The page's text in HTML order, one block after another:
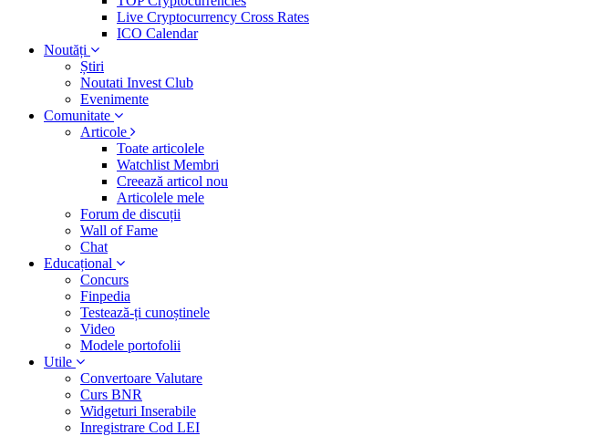
Live Cryptocurrency Cross Rates
ICO Calendar
Noutăți
Știri
Noutati Invest Club
Evenimente
Comunitate
Articole
Toate articolele
Watchlist Membri
Creează articol nou
Articolele mele
Forum de discuții
Wall of Fame
Chat
Educațional
Concurs
Finpedia
Testează-ți cunoștinele
Video
Modele portofolii
Utile
Convertoare Valutare
Curs BNR
Widgeturi Inserabile
Inregistrare Cod LEI